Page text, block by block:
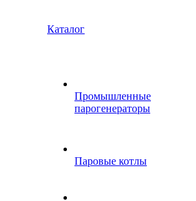
Каталог
Промышленные
парогенераторы
Паровые котлы